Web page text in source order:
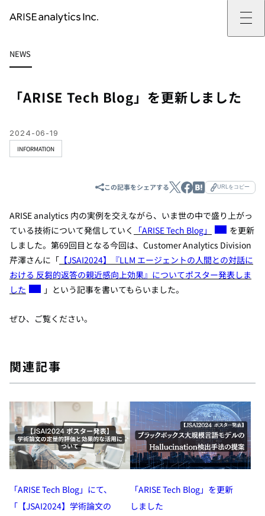
ARISE analyticsとはトップ
ミッション・バリュー
働きがいのある会社づくり
サービス
提供サービストップ
カスタマーサポート改革
ドローン・ビジネス活用
生成AI活用支援
実績
データドリブン改革の推進支援
新規事業の立ち上げ支援
企業情報
企業情報トップ
サステナビリティ
お問い合わせ
ニュース
プレスリリース
イベント
TECH BLOG
PAPER
採用トップ
新卒採用
働く環境
数字で見るARISE analytics
NEWS
「ARISE Tech Blog」を更新しました
INFORMATION
2024-06-19
この記事をシェアする URLをコピー
ARISE analytics 内の実例を交えながら、いま世の中で盛り上がっ
ている技術について発信していく
「ARISE Tech Blog」
を更新
しました。第69回目となる今回は、Customer Analytics Division
芹澤さんに「 【JSAI2024】『LLM エージェントの人間との対話に
おける 反芻的返答の親近感向上効果』についてポスター発表しま
した
」という記事を書いてもらいました。
ぜひ、ご覧ください。
関連記事
「ARISE Tech Blog」にて、
「【JSAI2024】学術論文の
「ARISE Tech Blog」を更新
しました